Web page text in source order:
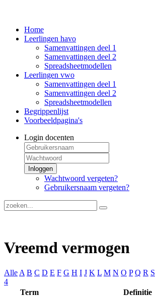
Home
Leerlingen havo
Samenvattingen deel 1
Samenvattingen deel 2
Spreadsheetmodellen
Leerlingen vwo
Samenvattingen deel 1
Samenvattingen deel 2
Spreadsheetmodellen
Begrippenlijst
Voorbeeldpagina's
Login docenten
Inloggen
Wachtwoord vergeten?
Gebruikersnaam vergeten?
Vreemd vermogen
Alle A B C D E F G H I J K L M N O P Q R S
4
Term
Definitie